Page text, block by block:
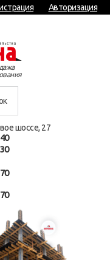
Авторизация
шоссе, 27